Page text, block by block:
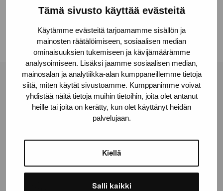
Tämä sivusto käyttää evästeitä
Käytämme evästeitä tarjoamamme sisällön ja
mainosten räätälöimiseen, sosiaalisen median
ominaisuuksien tukemiseen ja kävijämäärämme
analysoimiseen. Lisäksi jaamme sosiaalisen median,
mainosalan ja analytiikka-alan kumppaneillemme tietoja
siitä, miten käytät sivustoamme. Kumppanimme voivat
yhdistää näitä tietoja muihin tietoihin, joita olet antanut
heille tai joita on kerätty, kun olet käyttänyt heidän
palvelujaan.
Kiellä
Salli kaikki
Stiftelsen Pro Artibus